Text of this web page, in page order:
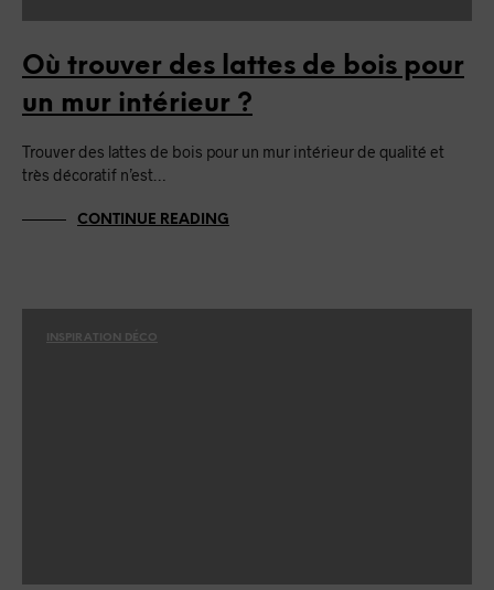
Où trouver des lattes de bois pour
un mur intérieur ?
Trouver des lattes de bois pour un mur intérieur de qualité et
très décoratif n’est…
CONTINUE READING
INSPIRATION DÉCO